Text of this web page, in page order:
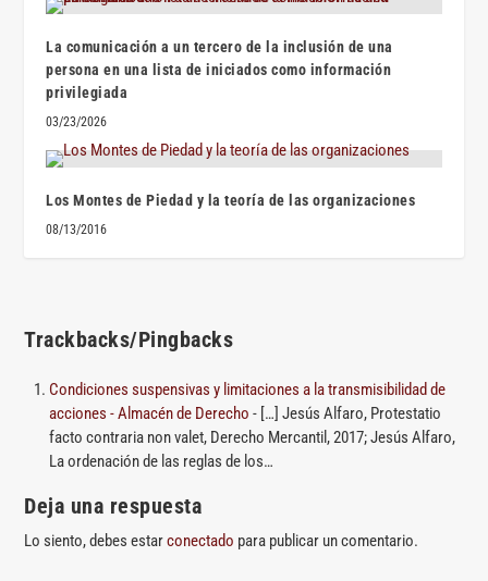
La comunicación a un tercero de la inclusión de una
persona en una lista de iniciados como información
privilegiada
03/23/2026
Los Montes de Piedad y la teoría de las organizaciones
08/13/2016
Trackbacks/Pingbacks
Condiciones suspensivas y limitaciones a la transmisibilidad de
acciones - Almacén de Derecho - […] Jesús Alfaro, Protestatio
facto contraria non valet, Derecho Mercantil, 2017; Jesús Alfaro,
La ordenación de las reglas de los…
Deja una respuesta
Lo siento, debes estarconectado para publicar un comentario.